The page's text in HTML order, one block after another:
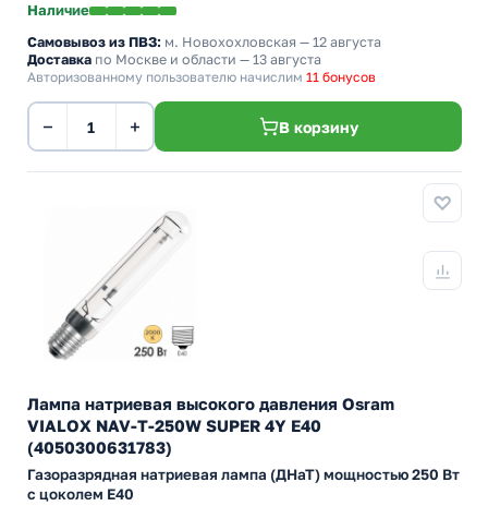
Наличие
Самовывоз из ПВЗ: м. Новохохловская — 12 августа
Доставка по Москве и области — 13 августа
Авторизованному пользователю начислим 11 бонусов
− + В корзину
Лампа натриевая высокого давления Osram
VIALOX NAV-T-250W SUPER 4Y E40
(4050300631783)
Газоразрядная натриевая лампа (ДНаТ) мощностью 250 Вт
с цоколем E40